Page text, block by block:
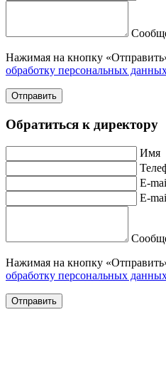
Нажимая на кнопку
обработку персональных
Отправить
Обратиться к директору
Имя
E-
E-
Нажимая на кнопку
обработку персональных
Отправить